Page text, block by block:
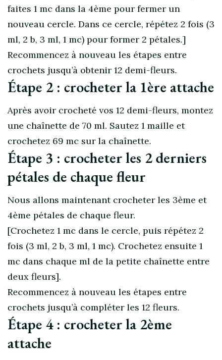
faites 1 mc dans la 4ème pour fermer un
nouveau cercle. Dans ce cercle, répétez 2 fois (3
ml, 2 b, 3 ml, 1 mc) pour former 2 pétales.]
Recommencez à nouveau les étapes entre
crochets jusqu’à obtenir 12 demi-fleurs.
Étape 2 : crocheter la 1ère attache
Après avoir crocheté vos 12 demi-fleurs, montez
une chaînette de 70 ml. Sautez 1 maille et
crochetez 69 mc sur la chaînette.
Étape 3 : crocheter les 2 derniers
pétales de chaque fleur
Nous allons maintenant crocheter les 3ème et
4ème pétales de chaque fleur.
[Crochetez 1 mc dans le cercle, puis répétez 2
fois (3 ml, 2 b, 3 ml, 1 mc). Crochetez ensuite 1
mc dans chaque ml de la petite chaînette entre
deux fleurs].
Recommencez à nouveau les étapes entre
crochets jusqu’à compléter les 12 fleurs.
Étape 4 : crocheter la 2ème
attache